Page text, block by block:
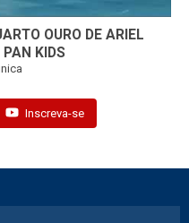
OURO DE ARIEL
KIDS
Inscreva-se